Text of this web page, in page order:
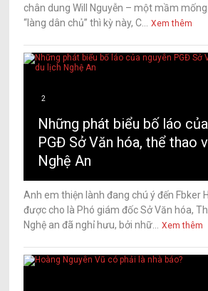
chân dung Will Nguyễn – một mầm
“làng dân chủ” thì kỳ này, C...
Xem thêm
2
Những phát biểu bố láo
PGĐ Sở Văn hóa, thể thao
Nghệ An
Anh em thiện lành đang chú ý đến Fbker
được cho là Phó giám đốc Sở Văn hóa,
Nghệ an đã nghỉ hưu, bởi nhữ...
Xem thêm